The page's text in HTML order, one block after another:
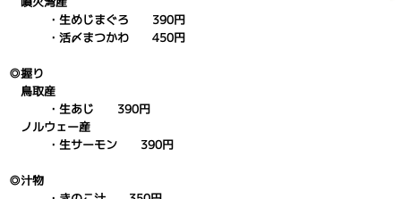
・生めじまぐろ 390円
・活〆まつかわ 450円
◎握り
鳥取産
・生あじ 390円
ノルウェー産
・生サーモン 390円
◎汁物